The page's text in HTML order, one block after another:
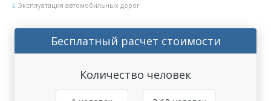
Эксплуатация автомобильных дорог
Бесплатный расчет стоимости
Количество человек